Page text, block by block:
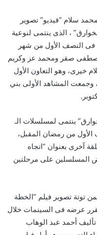
سلام “فيديو” تصوير
، الذى ينتمى لنوعية
عرضه فى النصف الأول من شهر
صقر ومحمد عز وكريم
خيرى، وهو التعاون الأول
وجمعت المشاهد الأولى بني
ينتمى لمسلسلات الـ
الأول من رمضان المقبل،
مسلسلاً آخر يتكون من 15 حلقة آخرى بعنوان “اتجاه
المسلسلين على مرحلتين
توتة تصوير فيلم “الخطة
عرضه فى السينمات خلال
تأليف أحمد عبد الوهاب